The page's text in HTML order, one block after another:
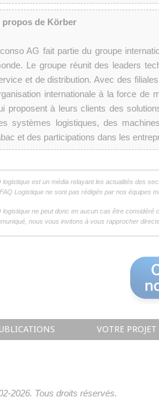
propos de Körber
AG fait partie du groupe
Le groupe réunit des leaders
et de distribution. Avec des
internationale à la force de
proposent à leurs clients des
systèmes logistiques, des
et des participations dans les
logistique est un média relayant les actualités des
Logistique ne sont pas rédigés par nos équipes
logistique ne peut donc en aucun cas être
nous vous invitons à vous rapprocher
VOTRE PROJET
2026. Tous droits réservés.